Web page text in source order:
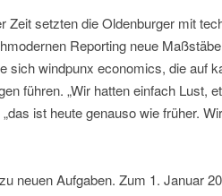
Zeit setzten die Oldenburger mit
Reporting neue
sich windpunx economics, die auf
führen. „Wir hatten einfach Lust,
ist heute genauso wie früher.
neuen Aufgaben. Zum 1. Januar